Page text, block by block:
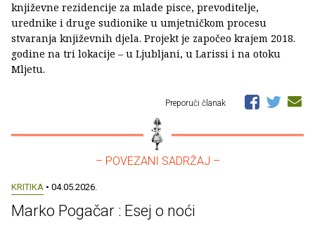
književne rezidencije za mlade pisce, prevoditelje,
urednike i druge sudionike u umjetničkom procesu
stvaranja književnih djela. Projekt je započeo krajem 2018.
godine na tri lokacije – u Ljubljani, u Larissi i na otoku
Mljetu.
Preporuči članak
– POVEZANI SADRŽAJ –
KRITIKA • 04.05.2026.
Marko Pogačar : Esej o noći